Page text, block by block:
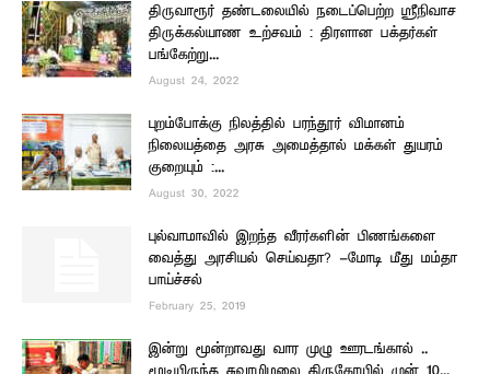
திருவாரூர் தண்டலையில் நடைப்பெற்ற ஸ்ரீநிவாச
திருக்கல்யாண உற்சவம் : திரளான பக்தர்கள்
பங்கேற்று...
August 24, 2022
புறம்போக்கு நிலத்தில் பரந்தூர் விமானம்
நிலையத்தை அரசு அமைத்தால் மக்கள் துயரம்
குறையும் :...
August 30, 2022
புல்வாமாவில் இறந்த வீரர்களின் பிணங்களை
வைத்து அரசியல் செய்வதா? -மோடி மீது மம்தா
பாய்ச்சல்
February 25, 2019
இன்று மூன்றாவது வார முழு ஊரடங்கால் ..